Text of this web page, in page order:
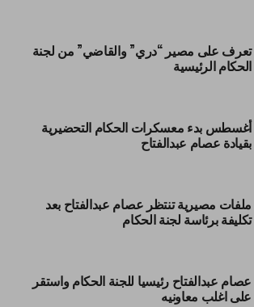
تعرف على مصير “دري” والقاضي” من لجنة
الحكام الرئيسية
أغسطس بدء معسكرات الحكام التحضيرية
بقيادة عصام عبدالفتاح
ملفات مصيرية تنتظر عصام عبدالفتاح بعد
تكليفة برئاسة لجنة الحكام
عصام عبدالفتاح رئيسيا للجنة الحكام واستقر
على اغلب معاونيه